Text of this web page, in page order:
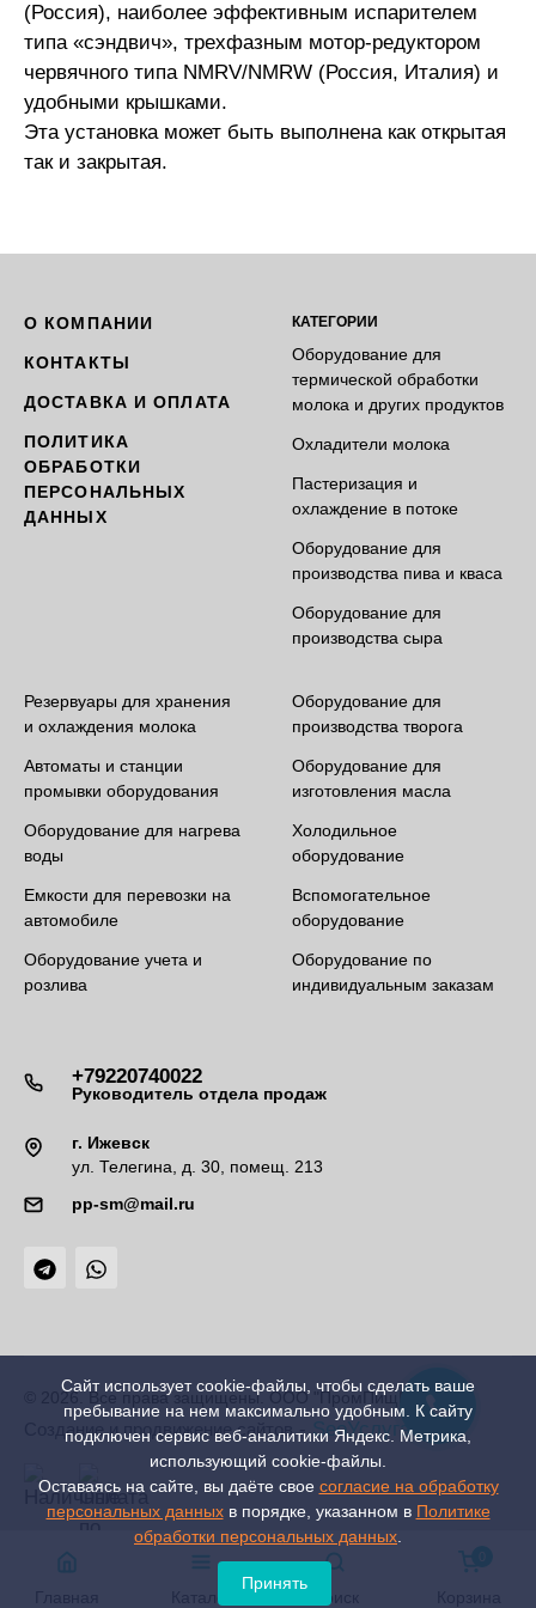
(Россия), наиболее эффективным испарителем
типа «сэндвич», трехфазным мотор-редуктором
червячного типа NMRV/NMRW (Россия, Италия) и
удобными крышками.
Эта установка может быть выполнена как открытая
так и закрытая.
О КОМПАНИИ
КОНТАКТЫ
ДОСТАВКА И ОПЛАТА
ПОЛИТИКА
ОБРАБОТКИ
ПЕРСОНАЛЬНЫХ
ДАННЫХ
КАТЕГОРИИ
Оборудование для
термической обработки
молока и других продуктов
Охладители молока
Пастеризация и
охлаждение в потоке
Оборудование для
производства пива и кваса
Оборудование для
производства сыра
Резервуары для хранения
и охлаждения молока
Автоматы и станции
промывки оборудования
Оборудование для нагрева
воды
Емкости для перевозки на
автомобиле
Оборудование учета и
розлива
Оборудование для
производства творога
Оборудование для
изготовления масла
Холодильное
оборудование
Вспомогательное
оборудование
Оборудование по
индивидуальным заказам
+79220740022
Руководитель отдела продаж
г. Ижевск
ул. Телегина, д. 30, помещ. 213
pp-sm@mail.ru
© 2026. Все права защищены. ООО "ПромПищМаш"
Создание и продвижение сайтов-SeoУслуга
Сайт использует cookie-файлы, чтобы сделать ваше
пребывание на нем максимально удобным. К cайту
подключен сервис веб-аналитики Яндекс. Метрика,
использующий cookie-файлы.
Оставаясь на сайте, вы даёте свое согласие на обработку
персональных данныхв порядке, указанном в Политике
обработки персональных данных
Принять